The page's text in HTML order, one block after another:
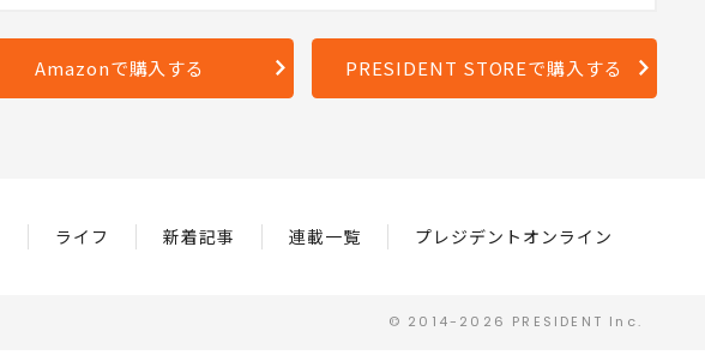
Amazonで購入する PRESIDENT STOREで購入する
ライフ 新着記事 連載一覧 プレジデントオンライン
© 2014-2026 PRESIDENT Inc.